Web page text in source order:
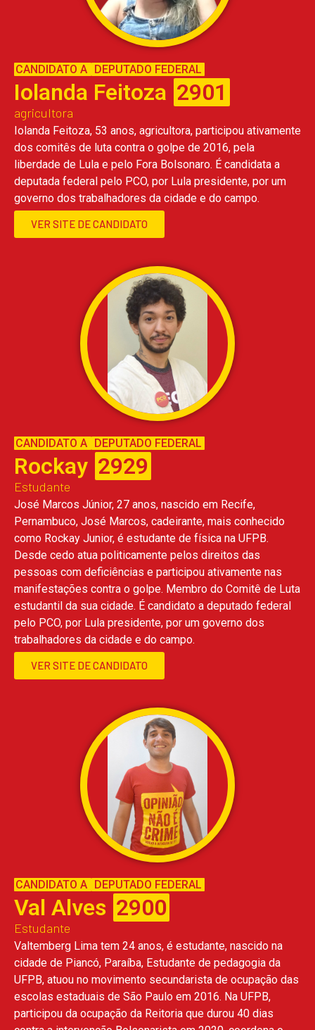
CANDIDATO A DEPUTADO FEDERAL
Iolanda Feitoza 2901
agricultora
Iolanda Feitoza, 53 anos, agricultora, participou ativamente
dos comitês de luta contra o golpe de 2016, pela
liberdade de Lula e pelo Fora Bolsonaro. É candidata a
deputada federal pelo PCO, por Lula presidente, por um
governo dos trabalhadores da cidade e do campo.
VER SITE DE CANDIDATO
CANDIDATO A DEPUTADO FEDERAL
Rockay 2929
Estudante
José Marcos Júnior, 27 anos, nascido em Recife,
Pernambuco, José Marcos, cadeirante, mais conhecido
como Rockay Junior, é estudante de física na UFPB.
Desde cedo atua politicamente pelos direitos das
pessoas com deficiências e participou ativamente nas
manifestações contra o golpe. Membro do Comitê de Luta
estudantil da sua cidade. É candidato a deputado federal
pelo PCO, por Lula presidente, por um governo dos
trabalhadores da cidade e do campo.
VER SITE DE CANDIDATO
CANDIDATO A DEPUTADO FEDERAL
Val Alves 2900
Estudante
Valtemberg Lima tem 24 anos, é estudante, nascido na
cidade de Piancó, Paraíba, Estudante de pedagogia da
UFPB, atuou no movimento secundarista de ocupação das
escolas estaduais de São Paulo em 2016. Na UFPB,
participou da ocupação da Reitoria que durou 40 dias